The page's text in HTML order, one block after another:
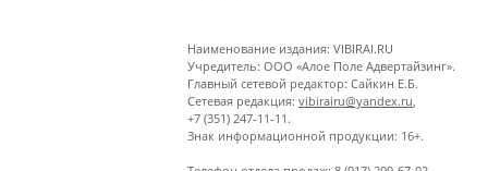
Наименование издания: VIBIRAI.RU
Учредитель: ООО «Алое Поле Адвертайзинг».
Главный сетевой редактор: Сайкин Е.Б.
Сетевая редакция: vibirairu@yandex.ru
+7 (351) 247-11-11.
Знак информационной продукции: 16+.